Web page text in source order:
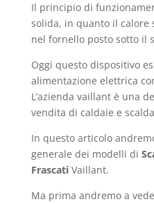
Il principio di
solida, in quanto il calore
nel fornello posto sotto il
Oggi questo dispositivo
alimentazione elettrica
L’azienda vaillant è una
vendita di caldaie e
In questo articolo
generale dei modelli di
FrascatiVaillant.
Ma prima andremo a